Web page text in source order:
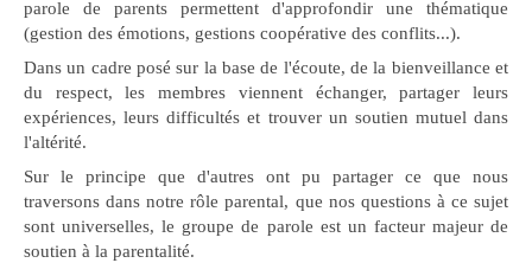
parole de parents permettent d'approfondir une thématique
(gestion des émotions, gestions coopérative des conflits...).
Dans un cadre posé sur la base de l'écoute, de la bienveillance et
du respect, les membres viennent échanger, partager leurs
expériences, leurs difficultés et trouver un soutien mutuel dans
l'altérité.
Sur le principe que d'autres ont pu partager ce que nous
traversons dans notre rôle parental, que nos questions à ce sujet
sont universelles, le groupe de parole est un facteur majeur de
soutien à la parentalité.